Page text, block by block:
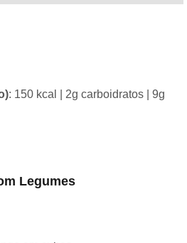
: 150 kcal | 2g carboidratos | 9g
Legumes